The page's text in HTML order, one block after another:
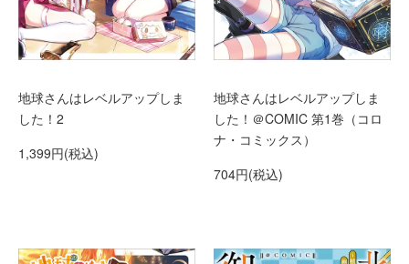
地球さんはレベルアップしま
した！2
1,399円(税込)
地球さんはレベルアップしま
した！＠COMIC 第1巻（コロ
ナ・コミックス）
704円(税込)